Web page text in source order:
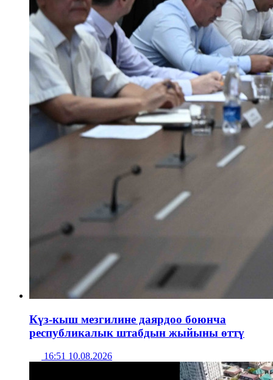
Күз-кыш мезгилине даярдоо боюнча
республикалык штабдын жыйыны өттү
16:51 10.08.2026